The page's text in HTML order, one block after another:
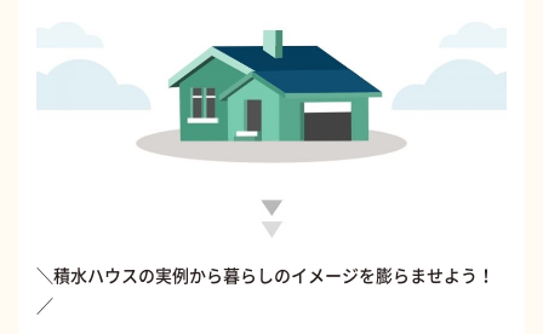
＼積水ハウスの実例から暮らしのイメージを膨らませよう！
／